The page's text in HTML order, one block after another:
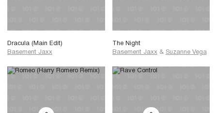
Dracula (Main Edit)
Basement Jaxx
The Night
Basement Jaxx & Suzanne Vega